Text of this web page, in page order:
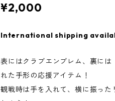
¥2,000
International shipping
表にはクラブエンブレム、裏には
れた手形の応援アイテム！
観戦時は手を入れて、横に振っ